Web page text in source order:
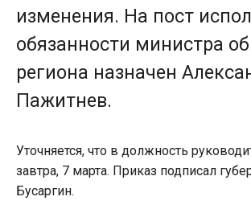
изменения. На пост
обязанности министра
региона назначен
Пажитнев.
Уточняется, что в должность
завтра, 7 марта. Приказ подписал
Бусаргин.